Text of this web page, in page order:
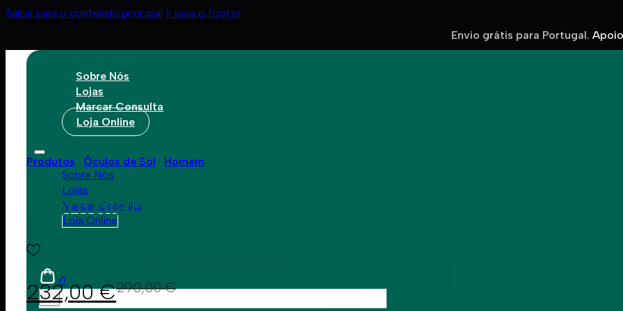
Saltar para o conteúdo principal Ir para o footer
Envio grátis para Portugal.
Sobre Nós
Lojas
Marcar Consulta
Loja Online
Sobre Nós
Lojas
Marcar Consulta
Loja Online
0
Produtos Óculos de Sol Homem
Montblanc 0355S
290,00€
232,00€